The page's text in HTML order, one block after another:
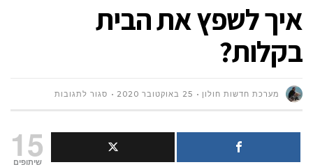
איך לשפץ את הבית
בקלות?
מערכת חדשות חולון 25 באוקטובר 2020 סגור לתגובותעל
לשפץ15
שיתופים